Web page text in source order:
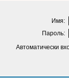
Имя:
Пароль:
Автоматически